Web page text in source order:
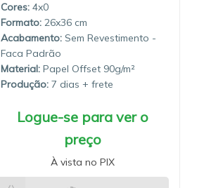
4x0
26x36
Sem Revestimento -
Faca Padrão
Material: Papel Offset 90g/m²
Produção: 7 dias
Logue-se para ver o
preço
À vista no PIX